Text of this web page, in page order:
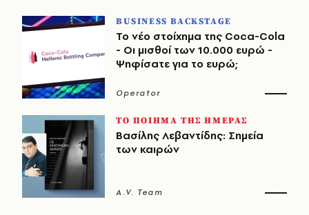
BUSINESS BACKSTAGE
Το νέο στοίχημα της Coca-Cola
- Οι μισθοί των 10.000 ευρώ -
Ψηφίσατε για το ευρώ;
Operator
ΤΟ ΠΟΙΗΜΑ ΤΗΣ ΗΜΕΡΑΣ
Βασίλης Λεβαντίδης: Σημεία
των καιρών
A.V. Team